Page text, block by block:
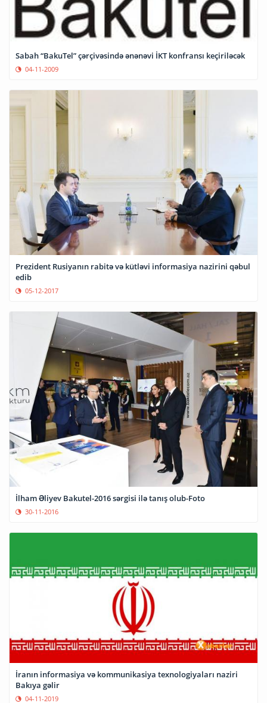
Sabah “BakuTel” çərçivəsində ənənəvi İKT konfransı keçiriləcək
04-11-2009
Prezident Rusiyanın rabitə və kütləvi informasiya nazirini qəbul
edib
05-12-2017
İlham Əliyev Bakutel-2016 sərgisi ilə tanış olub-Foto
30-11-2016
İranın informasiya və kommunikasiya texnologiyaları naziri
Bakıya gəlir
04-11-2019